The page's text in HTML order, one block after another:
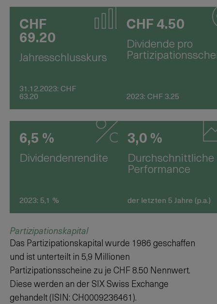
CHF
69.20
Jahresschlusskurs
31.12.2023: CHF
63.20
CHF 4.50
Dividende pro
2023: CHF 3.25
6,5 %
Dividendenrendite
2023: 5,1 %
3,0 %
Durchschnittliche
Performance
der letzten 5 Jahre (p.a.)
Partizipationskapital
Das Partizipationskapital wurde 1986 geschaffen
und ist unterteilt in 5,9 Millionen
Partizipationsscheine zu je CHF 8.50 Nennwert.
Diese werden an derSIX Swiss Exchange
gehandelt (ISIN: CH0009236461).